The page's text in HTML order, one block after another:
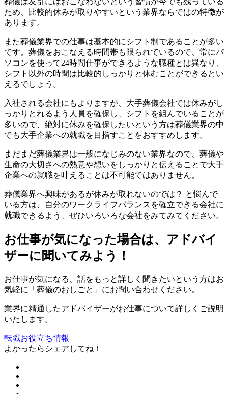
ため、比較的休みが取りやすいという業界ならではの特徴が
あります。
また葬儀業界での仕事は基本的にシフト制であることが多い
です。葬儀をおこなえる時間帯も限られているので、常にパ
ソコンを使って24時間仕事ができるような職種とは異なり、
シフト以外の時間は比較的しっかりと休むことができるとい
えるでしょう。
入社される会社にもよりますが、大手葬儀会社では休みがし
っかりとれるよう人員を確保し、シフトを組んでいることが
多いので、絶対に休みを確保したいという方は葬儀業界の中
でも大手企業への就職を目指すことをおすすめします。
まだまだ葬儀業界は一般になじみのない業界なので、葬儀や
生命の大切さへの熱意や想いをしっかりと伝えることで大手
企業への就職を叶えることは不可能ではありません。
葬儀業界へ興味があるが休みが取れないのでは？ と悩んで
いる方は、自分のワークライフバランスを確立できる会社に
就職できるよう、ぜひいろいろな会社をみてみてください。
お仕事が気になった場合は、アドバイ
ザーに聞いてみよう！
お仕事が気になる、話をもっと詳しく聞きたいという方はお
気軽に「葬儀のおしごと」にお問い合わせください。
業界に精通したアドバイザーがお仕事について詳しくご説明
いたします。
転職お役立ち情報
よかったらシェアしてね！